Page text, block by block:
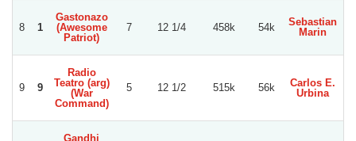
8 1
Gastonazo
(Awesome
Patriot)
7 12 1/4 458k 54k
Sebastian
Marin
9 9
Radio
Teatro (arg)
(War
Command)
5 12 1/2 515k 56k
Carlos E.
Urbina
Gandhi